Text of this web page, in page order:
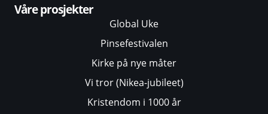
Våre prosjekter
Global Uke
Pinsefestivalen
Kirke på nye måter
Vi tror (Nikea-jubileet)
Kristendom i 1000 år